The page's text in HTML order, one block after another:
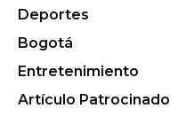
Deportes
Bogotá
Entretenimiento
Artículo Patrocinado